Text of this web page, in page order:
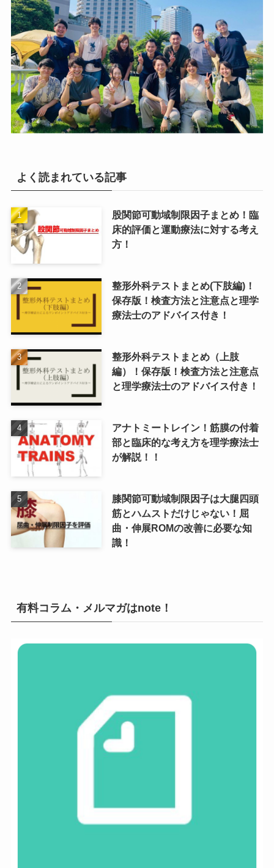
よく読まれている記事
股関節可動域制限因子まとめ！臨
床的評価と運動療法に対する考え
方！
整形外科テストまとめ(下肢編)！
保存版！検査方法と注意点と理学
療法士のアドバイス付き！
整形外科テストまとめ（上肢
編）！保存版！検査方法と注意点
と理学療法士のアドバイス付き！
アナトミートレイン！筋膜の付着
部と臨床的な考え方を理学療法士
が解説！！
膝関節可動域制限因子は大腿四頭
筋とハムストだけじゃない！屈
曲・伸展ROMの改善に必要な知
識！
有料コラム・メルマガはnote！